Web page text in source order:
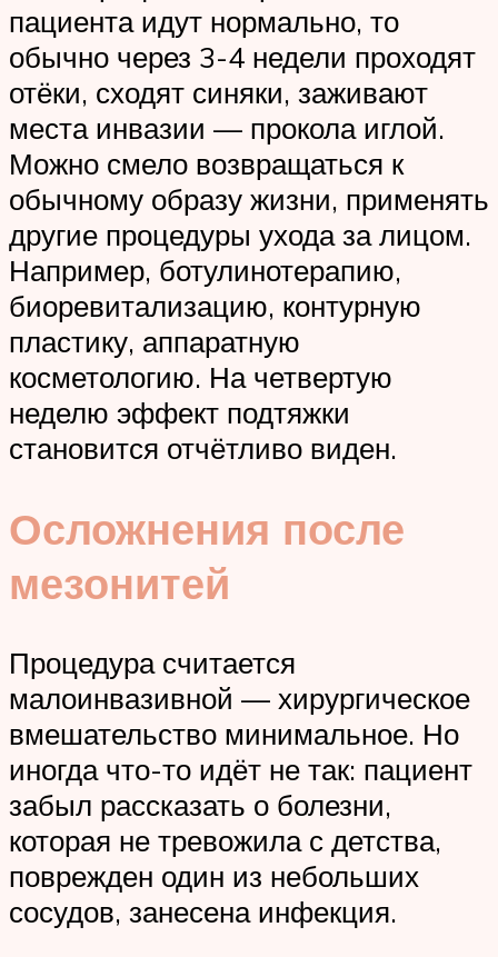
пациента идут нормально, то
обычно через 3-4 недели проходят
отёки, сходят синяки, заживают
места инвазии — прокола иглой.
Можно смело возвращаться к
обычному образу жизни, применять
другие процедуры ухода за лицом.
Например, ботулинотерапию,
биоревитализацию, контурную
пластику, аппаратную
косметологию. На четвертую
неделю эффект подтяжки
становится отчётливо виден.
Осложнения после
мезонитей
Процедура считается
малоинвазивной — хирургическое
вмешательство минимальное. Но
иногда что-то идёт не так: пациент
забыл рассказать о болезни,
которая не тревожила с детства,
поврежден один из небольших
сосудов, занесена инфекция.